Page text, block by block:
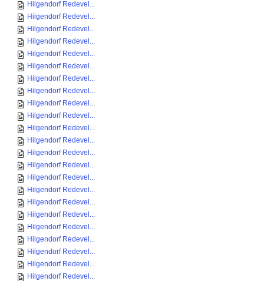
Hilgendorf Redevel...
Hilgendorf Redevel...
Hilgendorf Redevel...
Hilgendorf Redevel...
Hilgendorf Redevel...
Hilgendorf Redevel...
Hilgendorf Redevel...
Hilgendorf Redevel...
Hilgendorf Redevel...
Hilgendorf Redevel...
Hilgendorf Redevel...
Hilgendorf Redevel...
Hilgendorf Redevel...
Hilgendorf Redevel...
Hilgendorf Redevel...
Hilgendorf Redevel...
Hilgendorf Redevel...
Hilgendorf Redevel...
Hilgendorf Redevel...
Hilgendorf Redevel...
Hilgendorf Redevel...
Hilgendorf Redevel...
Hilgendorf Redevel...